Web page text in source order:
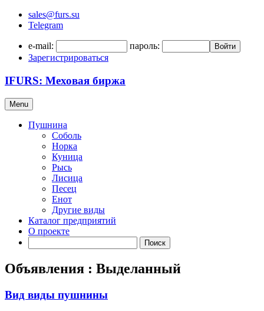
sales@furs.su
Telegram
e-mail: пароль: Войти
Зарегистрироваться
IFURS: Меховая биржа
Menu
Пушнина
Соболь
Норка
Куница
Рысь
Лисица
Песец
Енот
Другие виды
Каталог предприятий
О проекте
Поиск
Объявления : Выделанный
Вид виды пушнины